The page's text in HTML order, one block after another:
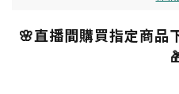
🌸直播間購買指定商品